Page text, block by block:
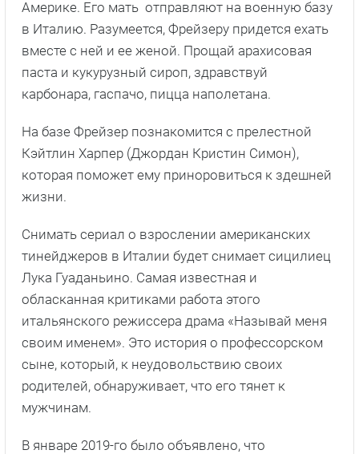
Америке. Его мать отправляют на военную базу
в Италию. Разумеется, Фрейзеру придется ехать
вместе с ней и ее женой. Прощай арахисовая
паста и кукурузный сироп, здравствуй
карбонара, гаспачо, пицца наполетана.
На базе Фрейзер познакомится с прелестной
Кэйтлин Харпер (Джордан Кристин Симон),
которая поможет ему приноровиться к здешней
жизни.
Снимать сериал о взрослении американских
тинейджеров в Италии будет снимает сицилиец
Лука Гуаданьино. Самая известная и
обласканная критиками работа этого
итальянского режиссера драма «Называй меня
своим именем». Это история о профессорском
сыне, который, к неудовольствию своих
родителей, обнаруживает, что его тянет к
мужчинам.
В январе 2019-го было объявлено, что